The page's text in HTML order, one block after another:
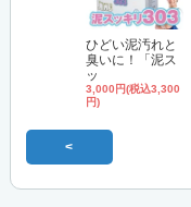
ひどい泥汚れと
臭いに！「泥ス
ッ
3,000円(税込3,300
円)
<